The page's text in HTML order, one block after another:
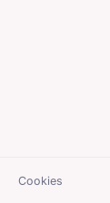
Cookies